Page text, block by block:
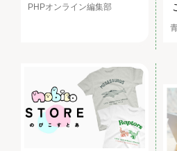
PHPオンライン編集部